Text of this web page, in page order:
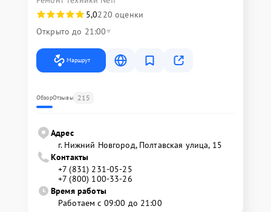
5,0220 оценки
Открыто до 21:00
Маршрут
ОбзорОтзывы 215
Адрес
г. Нижний Новгород, Полтавская улица, 15
Контакты
+7 (831) 231-05-25
+7 (800) 100-33-26
Время работы
Работаем с 09:00 до 21:00